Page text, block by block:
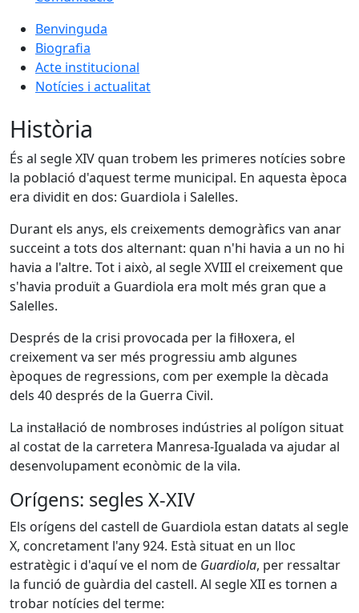
Benvinguda
Biografia
Acte institucional
Notícies i actualitat
Història
És al segle XIV quan trobem les primeres notícies sobre
la població d'aquest terme municipal. En aquesta època
era dividit en dos: Guardiola i Salelles.
Durant els anys, els creixements demogràfics van anar
succeint a tots dos alternant: quan n'hi havia a un no hi
havia a l'altre. Tot i això, al segle XVIII el creixement que
s'havia produït a Guardiola era molt més gran que a
Salelles.
Després de la crisi provocada per la fil·loxera, el
creixement va ser més progressiu amb algunes
èpoques de regressions, com per exemple la dècada
dels 40 després de la Guerra Civil.
La instal·lació de nombroses indústries al polígon situat
al costat de la carretera Manresa-Igualada va ajudar al
desenvolupament econòmic de la vila.
Orígens: segles X-XIV
Els orígens del castell de Guardiola estan datats al segle
X, concretament l'any 924. Està situat en un lloc
estratègic i d'aquí ve el nom de Guardiola, per ressaltar
la funció de guàrdia del castell. Al segle XII es tornen a
trobar notícies del terme: